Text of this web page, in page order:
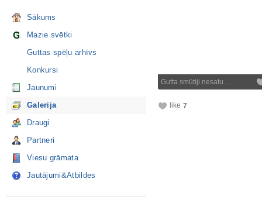
Sākums
Mazie svētki
Guttas spēļu arhīvs
Konkursi
Jaunumi
Galerija
Draugi
Partneri
Viesu grāmata
Jautājumi&Atbildes
Gutta smūtiji nesatu…
like 7